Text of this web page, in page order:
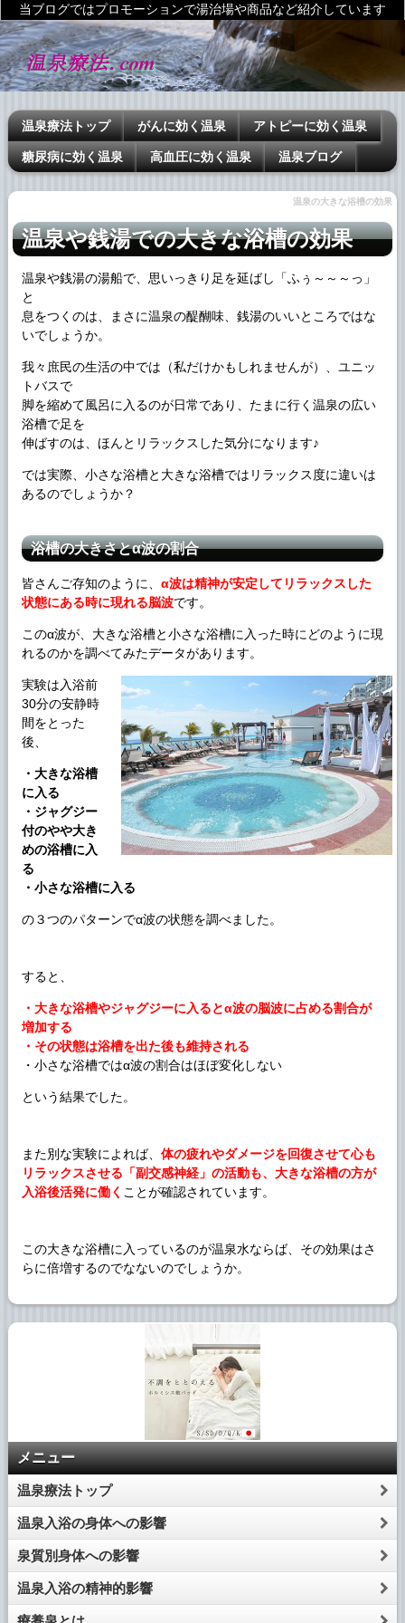
当ブログではプロモーションで湯治場や商品など紹介しています
温泉療法トップ がんに効く温泉 アトピーに効く温泉
糖尿病に効く温泉 高血圧に効く温泉 温泉ブログ
温泉の大きな浴槽の効果
温泉や銭湯での大きな浴槽の効果
温泉や銭湯の湯船で、思いっきり足を延ばし「ふぅ～～～っ」
と
息をつくのは、まさに温泉の醍醐味、銭湯のいいところではな
いでしょうか。
我々庶民の生活の中では（私だけかもしれませんが）、ユニッ
トバスで
脚を縮めて風呂に入るのが日常であり、たまに行く温泉の広い
浴槽で足を
伸ばすのは、ほんとリラックスした気分になります♪
では実際、小さな浴槽と大きな浴槽ではリラックス度に違いは
あるのでしょうか？
浴槽の大きさとα波の割合
皆さんご存知のように、 α波は精神が安定してリラックスした
状態にある時に現れる脳波です。
このα波が、大きな浴槽と小さな浴槽に入った時にどのように現
れるのかを調べてみたデータがあります。
実験は入浴前
30分の安静時
間をとった
後、
・大きな浴槽
に入る
・ジャグジー
付のやや大き
めの浴槽に入
る
・小さな浴槽に入る
の３つのパターンでα波の状態を調べました。
すると、
・大きな浴槽やジャグジーに入るとα波の脳波に占める割合が
増加する
・その状態は浴槽を出た後も維持される
・小さな浴槽ではα波の割合はほぼ変化しない
という結果でした。
また別な実験によれば、 体の疲れやダメージを回復させて心も
リラックスさせる「副交感神経」の活動も、大きな浴槽の方が
入浴後活発に働く ことが確認されています。
この大きな浴槽に入っているのが温泉水ならば、その効果はさ
らに倍増するのでなないのでしょうか。
メニュー
温泉療法トップ
温泉入浴の身体への影響
泉質別身体への影響
温泉入浴の精神的影響